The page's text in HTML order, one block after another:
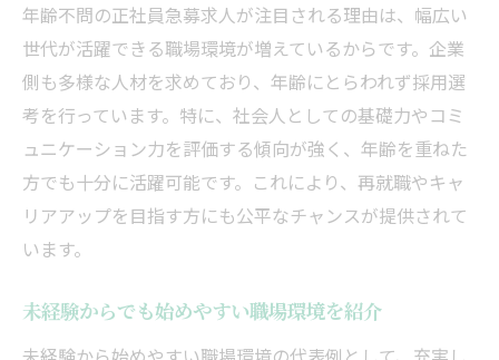
年齢不問の正社員急募求人が注目される理由は、幅広い
世代が活躍できる職場環境が増えているからです。企業
側も多様な人材を求めており、年齢にとらわれず採用選
考を行っています。特に、社会人としての基礎力やコミ
ュニケーション力を評価する傾向が強く、年齢を重ねた
方でも十分に活躍可能です。これにより、再就職やキャ
リアアップを目指す方にも公平なチャンスが提供されて
います。
未経験からでも始めやすい職場環境を紹介